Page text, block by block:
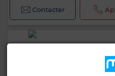
Contacter